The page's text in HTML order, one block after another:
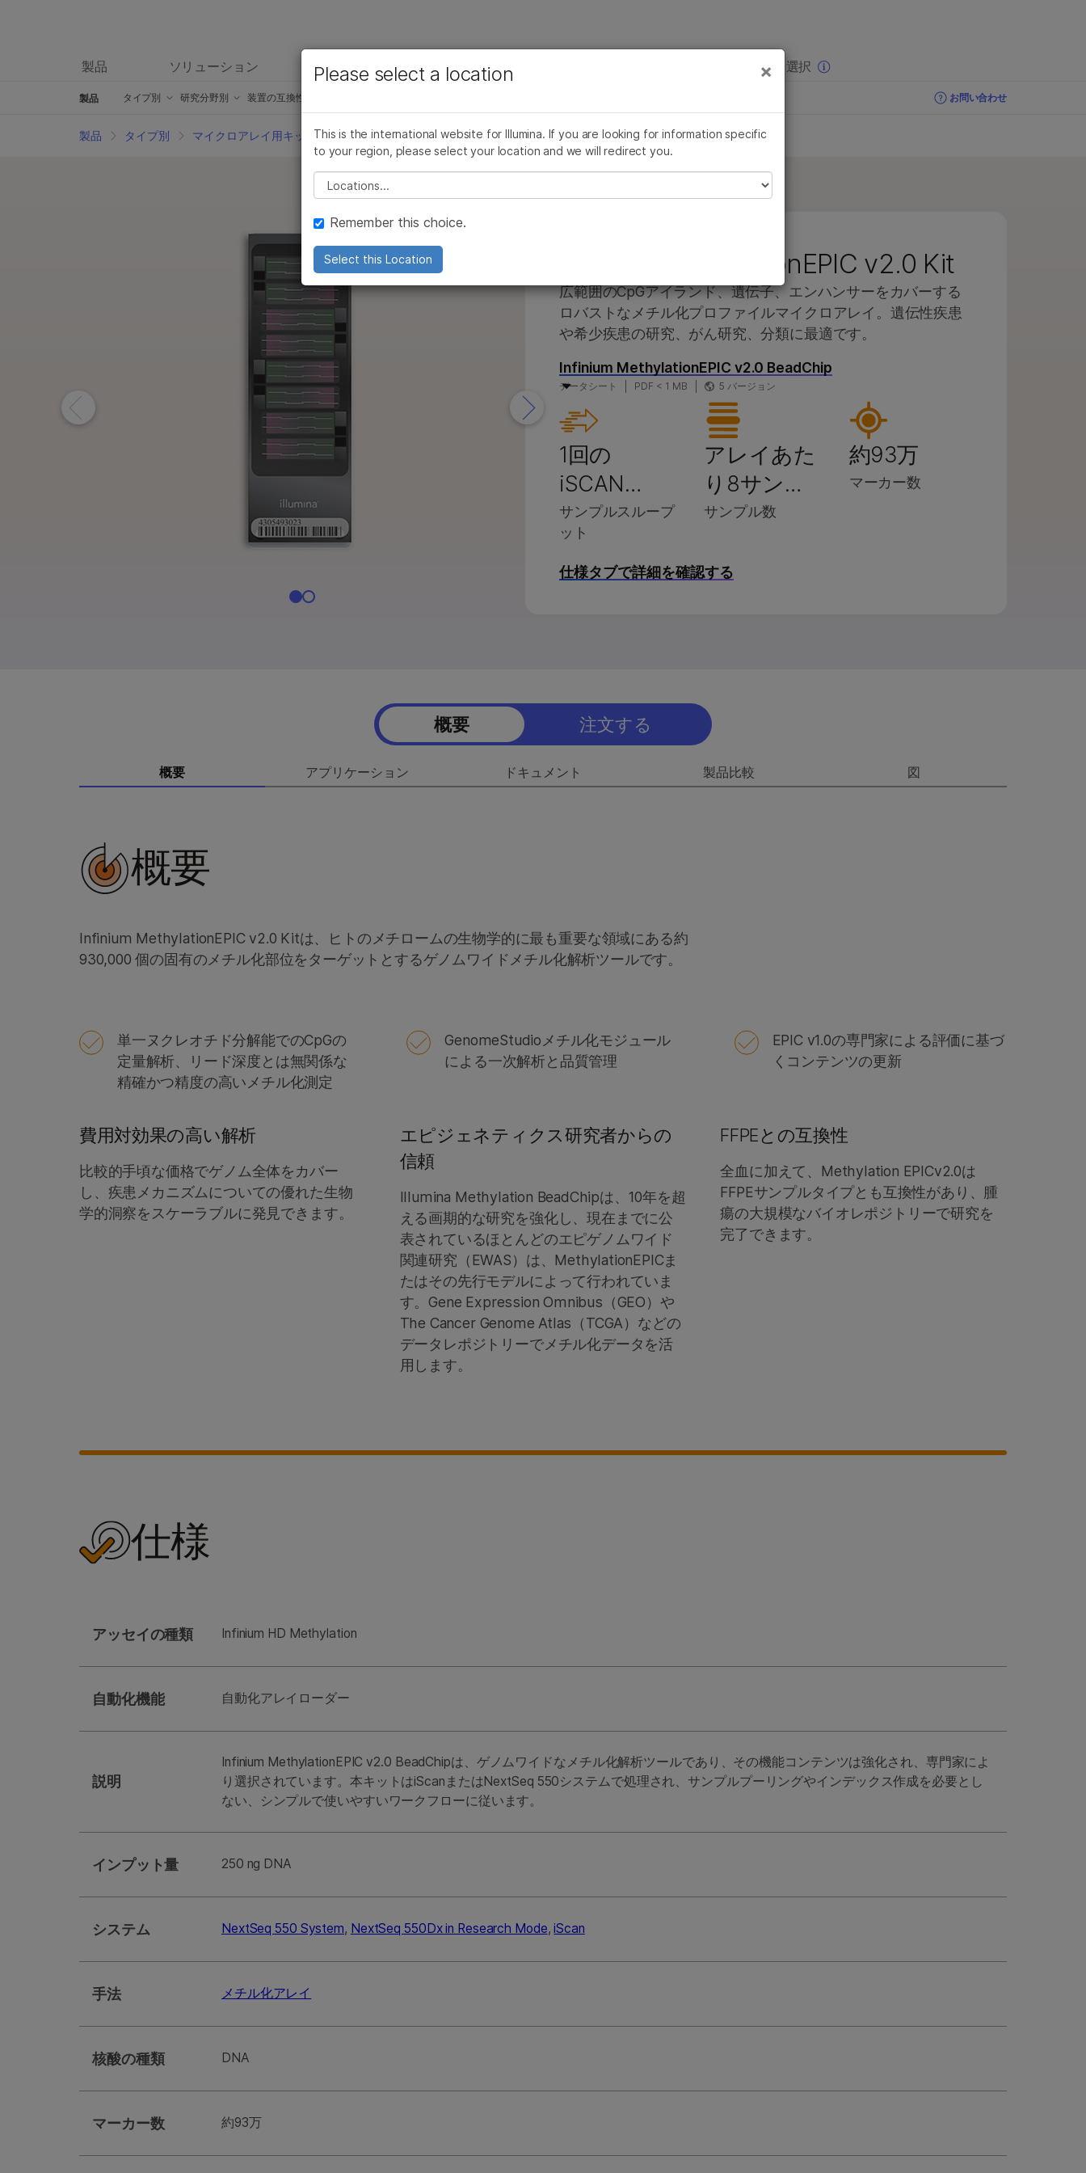
製品 ソリューション ラーニング 企業情報 お気に入りの分野を選択
製品 タイプ別
シーケンスキット
サービスおよびトレーニング製品
研究分野別
がん研究製品
アグリゲノム関連製品
遺伝性疾患の製品
装置の互換性別
iScan製品
MiSeqの製品
MiSeqDx システム製品
NextSeq 500およびNextSeq 550製品
NovaSeq 6000製品
NovaSeq 6000製品
NextSeq 1000 & 2000製品
NovaSeq Xシリーズ製品
MiSeq i100製品
AmpliSeq for Illumina
TruSight Oncology製品ライン
TruSightパネル
Illumina DNA Prep
Infiniumアレイ
Pillar oncoRevealパネル
装置の互換性別
タイプ別
研究分野別
装置の互換性別
製品ライン別
すべての製品を見る
製品バンドル
お問い合わせ
製品 概要タイプ別
シーケンスキット
マイクロアレイ用キット製品および試薬
サービスおよびトレーニング製品
研究分野別
がん研究製品
複雑な疾患の研究製品
アグリゲノム関連製品
生殖医学製品
遺伝性疾患の製品
お問い合わせ
製品 お問い合わせ
製品 タイプ別 マイクロアレイ用キット製品および試薬 Infinium MethylationEPIC v2.0 Kit
Infinium MethylationEPIC v2.0 Kit
広範囲のCpGアイランド、遺伝子、エンハンサーをカバーする
ロバストなメチル化プロファイルマイクロアレイ。遺伝性疾患
や希少疾患の研究、がん研究、分類に最適です。
Infinium MethylationEPIC v2.0 BeadChip
データシート PDF < 1 MB 5 バージョン
1回の
iSCAN…
サンプルスループ
ット
アレイあた
り8サン…
サンプル数
約93万
マーカー数
仕様タブで詳細を確認する
概要 注文する
概要 アプリケーション ドキュメント 製品比較 図
概要
Infinium MethylationEPIC v2.0 Kitは、ヒトのメチロームの生物学的に最も重要な領域にある約
930,000 個の固有のメチル化部位をターゲットとするゲノムワイドメチル化解析ツールです。
単一ヌクレオチド分解能でのCpGの
定量解析、リード深度とは無関係な
精確かつ精度の高いメチル化測定
GenomeStudioメチル化モジュール
による一次解析と品質管理
EPIC v1.0の専門家による評価に基づ
くコンテンツの更新
費用対効果の高い解析
比較的手頃な価格でゲノム全体をカバー
し、疾患メカニズムについての優れた生物
学的洞察をスケーラブルに発見できます。
エピジェネティクス研究者からの
信頼
Illumina Methylation BeadChipは、10年を超
える画期的な研究を強化し、現在までに公
表されているほとんどのエピゲノムワイド
関連研究（EWAS）は、MethylationEPICま
たはその先行モデルによって行われていま
す。Gene Expression Omnibus（GEO）や
The Cancer Genome Atlas（TCGA）などの
データレポジトリーでメチル化データを活
用します。
FFPEとの互換性
全血に加えて、Methylation EPICv2.0は
FFPEサンプルタイプとも互換性があり、腫
瘍の大規模なバイオレポジトリーで研究を
完了できます。
仕様
アッセイの種類 Infinium HD Methylation
自動化機能 自動化アレイローダー
説明
Infinium MethylationEPIC v2.0 BeadChipは、ゲノムワイドなメチル化解析ツールであり、その機能コンテンツは強化され、専門家によ
り選択されています。本キットはiScanまたはNextSeq 550システムで処理され、サンプルプーリングやインデックス作成を必要とし
ない、シンプルで使いやすいワークフローに従います。
インプット量 250 ng DNA
システム NextSeq 550 System, NextSeq 550Dx in Research Mode,iScan
手法 メチル化アレイ
核酸の種類 DNA
マーカー数 約93万
×
Please select a location
This is the international website for Illumina. If you are looking for information specific
to your region, please select your location and we will redirect you.
Please select a location
Remember this choice.
Select this Location
お気に入りの分野を選択すると、関連性の高いコンテン
ツへのリンクが表示されます:
×
微生物研究
農学研究
生殖医学
遺伝性および希少疾患研究